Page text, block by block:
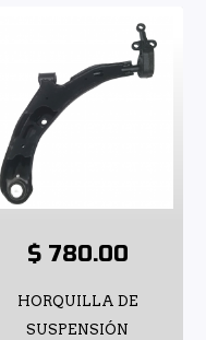
$ 780.00
HORQUILLA DE
SUSPENSIÓN